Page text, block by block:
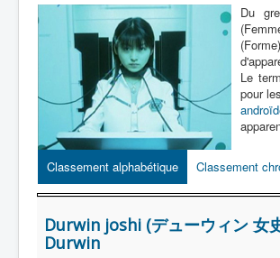
Toku-Actrices
Toku-Critiques
Séries
Films
COSAA
Dessins
Artiste Asperger
Lexique
Du
Le
pour
Classement alphabétique Classement
Durwin joshi (デューウィン 女
Durwin